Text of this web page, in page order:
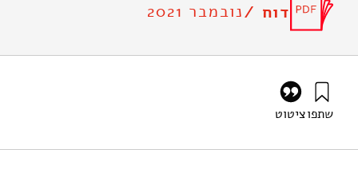
דוח /נובמבר 2021
שתפוציטוט